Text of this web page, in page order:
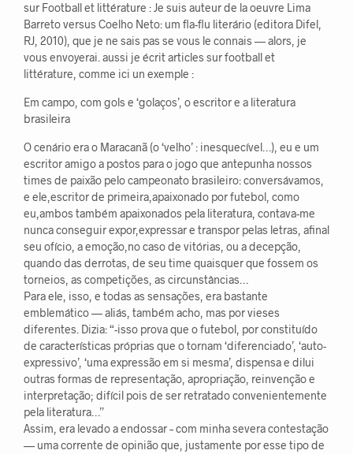
sur Football et littérature : Je suis auteur de la oeuvre Lima
Barreto versus Coelho Neto: um fla-flu literário (editora Difel,
RJ, 2010), que je ne sais pas se vous le connais — alors, je
vous envoyerai. aussi je écrit articles sur football et
littérature, comme ici un exemple :
Em campo, com gols e ‘golaços’, o escritor e a literatura
brasileira
O cenário era o Maracanã (o ‘velho’ : inesquecível…), eu e um
escritor amigo a postos para o jogo que antepunha nossos
times de paixão pelo campeonato brasileiro: conversávamos,
e ele,escritor de primeira,apaixonado por futebol, como
eu,ambos também apaixonados pela literatura, contava-me
nunca conseguir expor,expressar e transpor pelas letras, afinal
seu ofício, a emoção,no caso de vitórias, ou a decepção,
quando das derrotas, de seu time quaisquer que fossem os
torneios, as competições, as circunstâncias…
Para ele, isso, e todas as sensações, era bastante
emblemático — aliás, também acho, mas por vieses
diferentes. Dizia: “-isso prova que o futebol, por constituído
de características próprias que o tornam ‘diferenciado’, ‘auto-
expressivo’, ‘uma expressão em si mesma’, dispensa e dilui
outras formas de representação, apropriação, reinvenção e
interpretação; difícil pois de ser retratado convenientemente
pela literatura…”
Assim, era levado a endossar – com minha severa contestação
— uma corrente de opinião que, justamente por esse tipo de